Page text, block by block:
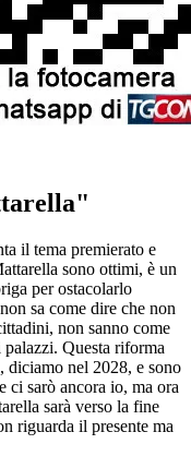
il tema premierato e
sono ottimi, è un
per ostacolarlo
sa come dire che non
non sanno come
Questa riforma
diciamo nel 2028, e sono
ci sarò ancora io, ma ora
sarà verso la fine
riguarda il presente ma